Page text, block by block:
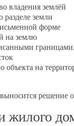
владения землёй
земли
форме
на землю
на
решение о
жилого